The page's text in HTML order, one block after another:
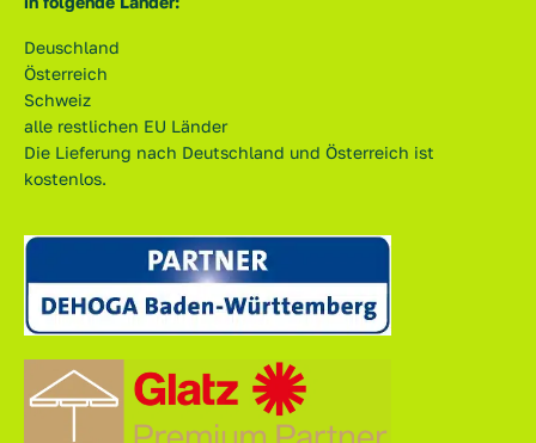
Deuschland
Österreich
Schweiz
alle restlichen EU Länder
Die Lieferung nach Deutschland und Österreich ist
kostenlos.